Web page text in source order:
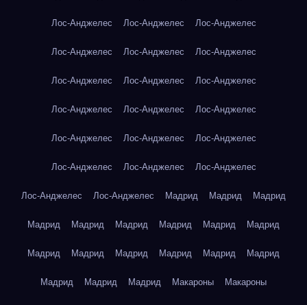
Лос-Анджелес Лос-Анджелес Лос-Анджелес
Лос-Анджелес Лос-Анджелес Лос-Анджелес
Лос-Анджелес Лос-Анджелес Лос-Анджелес
Лос-Анджелес Лос-Анджелес Лос-Анджелес
Лос-Анджелес Лос-Анджелес Лос-Анджелес
Лос-Анджелес Лос-Анджелес Лос-Анджелес
Лос-Анджелес Лос-Анджелес Мадрид Мадрид Мадрид
Мадрид Мадрид Мадрид Мадрид Мадрид Мадрид
Мадрид Мадрид Мадрид Мадрид Мадрид Мадрид
Мадрид Мадрид Мадрид Макароны Макароны